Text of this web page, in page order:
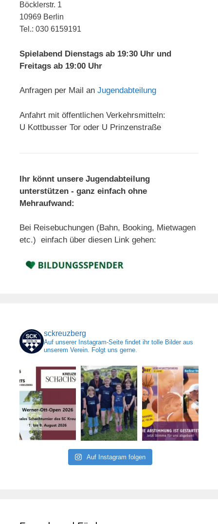
Böcklerstr. 1
10969 Berlin
Tel.: 030 6159191
Spielabend Dienstags ab 19:30 Uhr und
Freitags ab 19:00 Uhr
Anfragen per Mail an Jugendabteilung
Anfahrt mit öffentlichen Verkehrsmitteln:
U Kottbusser Tor oder U Prinzenstraße
Ihr könnt unsere Jugendabteilung
unterstützen - ganz einfach ohne
Mehraufwand:
Bei Reisebuchungen (Bahn, Booking, Mietwagen
etc.) einfach über diesen Link gehen:
sckreuzberg
Auf unserer Instagram-Seite findet ihr tolle Bilder aus
unserem Verein. Folgt uns gerne.
Auf Instagram folgen